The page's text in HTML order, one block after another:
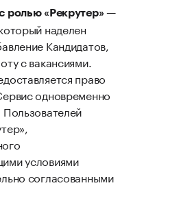
ролью «Рекрутер» —
наделен
Кандидатов,
с вакансиями.
право
одновременно
Пользователей
условиями
согласованными